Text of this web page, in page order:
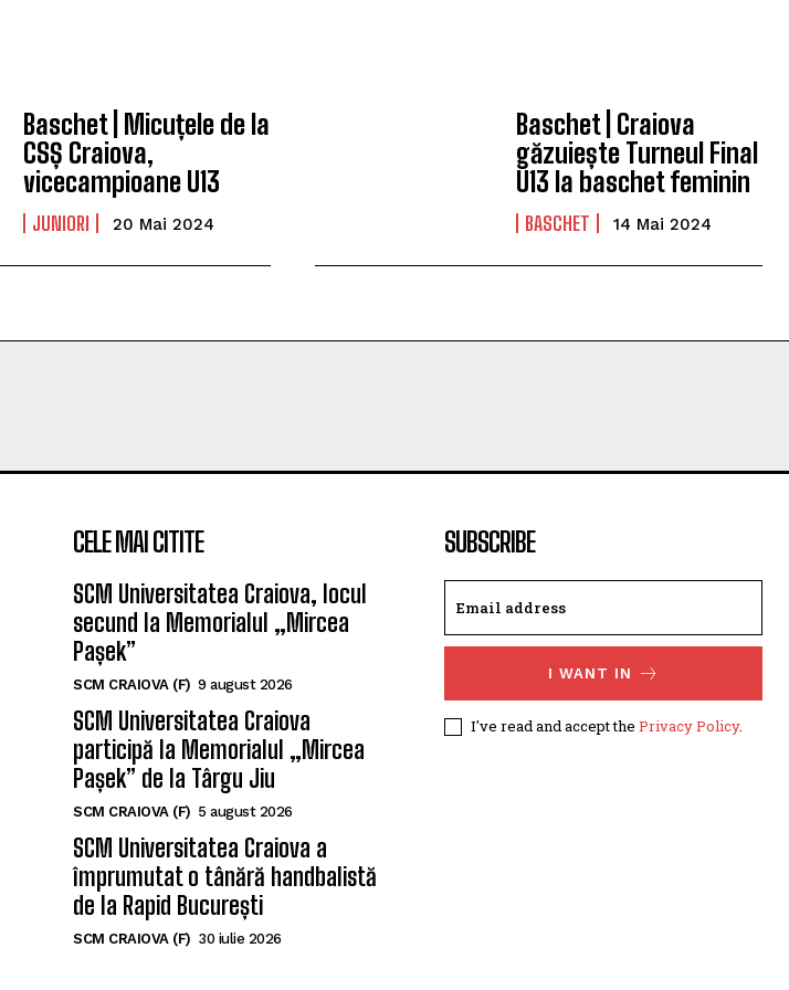
Baschet | Micuțele de la
CSȘ Craiova,
vicecampioane U13
JUNIORI 20 Mai 2024
Baschet | Craiova
găzuiește Turneul Final
U13 la baschet feminin
BASCHET 14 Mai 2024
CELE MAI CITITE
SCM Universitatea Craiova, locul
secund la Memorialul „Mircea
Pașek”
SCM CRAIOVA (F) 9 august 2026
SCM Universitatea Craiova
participă la Memorialul „Mircea
Pașek” de la Târgu Jiu
SCM CRAIOVA (F) 5 august 2026
SCM Universitatea Craiova a
împrumutat o tânără handbalistă
de la Rapid București
SCM CRAIOVA (F) 30 iulie 2026
SUBSCRIBE
I WANT IN
I've read and accept the Privacy Policy.